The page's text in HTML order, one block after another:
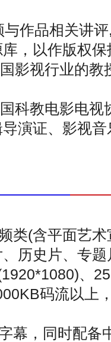
作品相关讲
，以作版权保
影视行业的教
科教电影电视
演证、影视
类(含平面艺
历史片、专
、
码流以上
幕，同时配备